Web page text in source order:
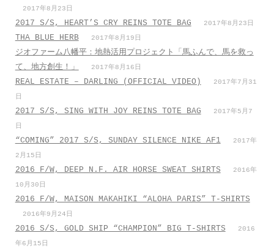
2017年8月23日
2017 S/S, HEART’S CRY REINS TOTE BAG 2017年8月23日
THA BLUE HERB 2017年8月19日
ジオファーム八幡平：地熱活用プロジェクト「馬ふんで、馬を救っ
て、地方創生！」
2017年8月16日
REAL ESTATE – DARLING (OFFICIAL VIDEO)
2017年7月31
日
2017 S/S, SING WITH JOY REINS TOTE BAG
2017年5月7
日
“COMING” 2017 S/S, SUNDAY SILENCE NIKE AF1
2017年
2月15日
2016 F/W, DEEP N.F. AIR HORSE SWEAT SHIRTS
2016年
10月30日
2016 F/W, MAISON MAKAHIKI “ALOHA PARIS” T-SHIRTS
2016年9月24日
2016 S/S, GOLD SHIP “CHAMPION” BIG T-SHIRTS
2016
年6月15日